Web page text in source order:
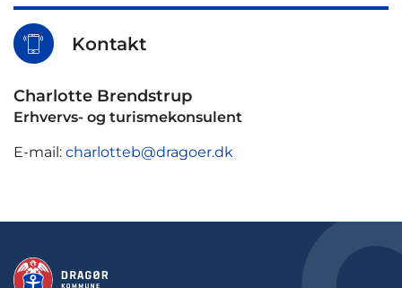
Kontakt
Charlotte Brendstrup
Erhvervs- og turismekonsulent
E-mail: charlotteb@dragoer.dk